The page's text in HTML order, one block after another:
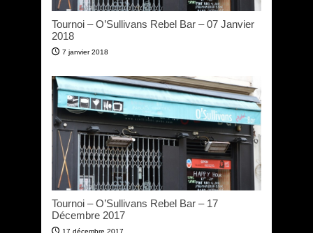
Tournoi – O’Sullivans Rebel Bar – 07 Janvier
2018
7 janvier 2018
Tournoi – O’Sullivans Rebel Bar – 17
Décembre 2017
17 décembre 2017